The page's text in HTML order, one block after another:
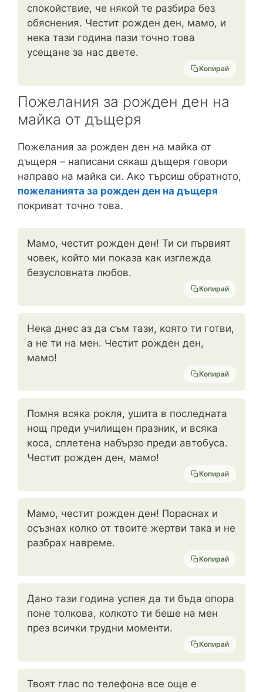
спокойствие, че някой те разбира без
обяснения. Честит рожден ден, мамо, и
нека тази година пази точно това
усещане за нас двете.
Копирай
Пожелания за рожден ден на
майка от дъщеря
Пожелания за рожден ден на майка от
дъщеря – написани сякаш дъщеря говори
направо на майка си. Ако търсиш обратното,
пожеланията за рожден ден на дъщеря
покриват точно това.
Мамо, честит рожден ден! Ти си първият
човек, който ми показа как изглежда
безусловната любов.
Копирай
Нека днес аз да съм тази, която ти готви,
а не ти на мен. Честит рожден ден,
мамо!
Копирай
Помня всяка рокля, ушита в последната
нощ преди училищен празник, и всяка
коса, сплетена набързо преди автобуса.
Честит рожден ден, мамо!
Копирай
Мамо, честит рожден ден! Пораснах и
осъзнах колко от твоите жертви така и не
разбрах навреме.
Копирай
Дано тази година успея да ти бъда опора
поне толкова, колкото ти беше на мен
през всички трудни моменти.
Копирай
Твоят глас по телефона все още е